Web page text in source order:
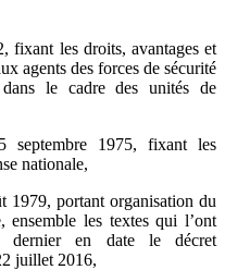
les droits, avantages et
agents des forces de sécurité
le cadre des unités de
1975, fixant les
nationale,
1979, portant organisation du
ensemble les textes qui l’ont
dernier en date le décret
juillet 2016,